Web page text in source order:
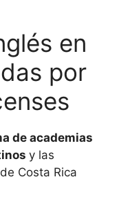
en
por
de academias
y las
Costa Rica